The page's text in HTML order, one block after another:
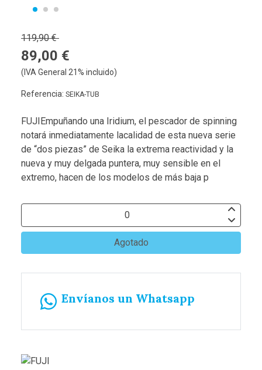
119,90 €
89,00 €
(IVA General 21% incluido)
Referencia: SEIKA-TUB
FUJIEmpuñando una Iridium, el pescador de spinning
notará inmediatamente lacalidad de esta nueva serie
de “dos piezas” de Seika la extrema reactividad y la
nueva y muy delgada puntera, muy sensible en el
extremo, hacen de los modelos de más baja p
Agotado
Envíanos un Whatsapp